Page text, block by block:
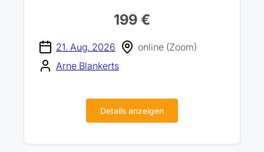
199 €
21. Aug. 2026
online (Zoom)
Arne Blankerts
Details anzeigen